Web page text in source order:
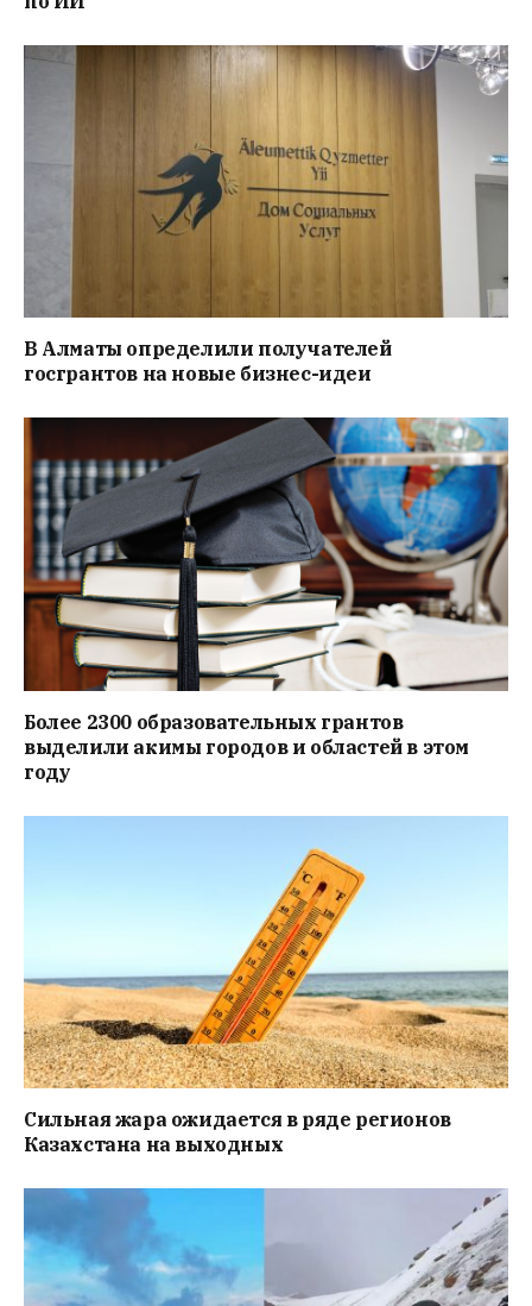
В Алматы определили получателей
госгрантов на новые бизнес-идеи
Более 2300 образовательных грантов
выделили акимы городов и областей в этом
году
Сильная жара ожидается в ряде регионов
Казахстана на выходных